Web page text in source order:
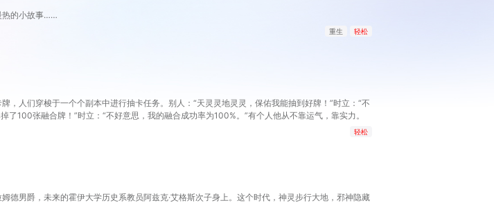
热的小故事……
重生 轻松
，人们穿梭于一个个副本中进行抽卡任务。别人：“天灵灵地灵灵，保佑我能抽到好牌！”时立：“不
100张融合牌！”时立：“不好意思，我的融合成功率为100%。”有个人他从不靠运气，靠实力。
轻松
德男爵，未来的霍伊大学历史系教员阿兹克·艾格斯次子身上。这个时代，神灵步行大地，邪神隐藏